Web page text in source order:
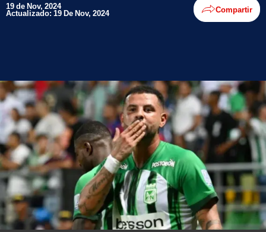
19 de Nov, 2024
Actualizado: 19 De Nov, 2024 Compartir